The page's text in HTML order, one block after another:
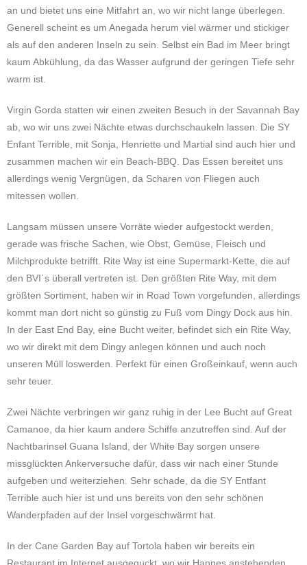
an und bietet uns eine Mitfahrt an, wo wir nicht lange überlegen.
Generell scheint es um Anegada herum viel wärmer und stickiger
als auf den anderen Inseln zu sein. Selbst ein Bad im Meer bringt
kaum Abkühlung, da das Wasser aufgrund der geringen Tiefe sehr
warm ist.
Virgin Gorda statten wir einen zweiten Besuch in der Savannah Bay
ab, wo wir uns zwei Nächte etwas durchschaukeln lassen. Die SY
Enfant Terrible, mit Sonja, Henriette und Martial sind auch hier und
zusammen machen wir ein Beach-BBQ. Das Essen bereitet uns
allerdings wenig Vergnügen, da Scharen von Fliegen auch
mitessen wollen.
Langsam müssen unsere Vorräte wieder aufgestockt werden,
gerade was frische Sachen, wie Obst, Gemüse, Fleisch und
Milchprodukte betrifft. Rite Way ist eine Supermarkt-Kette, die auf
den BVI´s überall vertreten ist. Den größten Rite Way, mit dem
größten Sortiment, haben wir in Road Town vorgefunden, allerdings
kommt man dort nicht so günstig zu Fuß vom Dingy Dock aus hin.
In der East End Bay, eine Bucht weiter, befindet sich ein Rite Way,
wo wir direkt mit dem Dingy anlegen können und auch noch
unseren Müll loswerden. Perfekt für einen Großeinkauf, wenn auch
sehr teuer.
Zwei Nächte verbringen wir ganz ruhig in der Lee Bucht auf Great
Camanoe, da hier kaum andere Schiffe anzutreffen sind. Auf der
Nachtbarinsel Guana Island, der White Bay sorgen unsere
missglückten Ankerversuche dafür, dass wir nach einer Stunde
aufgeben und weiterziehen. Sehr schade, da die SY Entfant
Terrible auch hier ist und uns bereits von den sehr schönen
Wanderpfaden auf der Insel vorgeschwärmt hat.
In der Cane Garden Bay auf Tortola haben wir bereits ein